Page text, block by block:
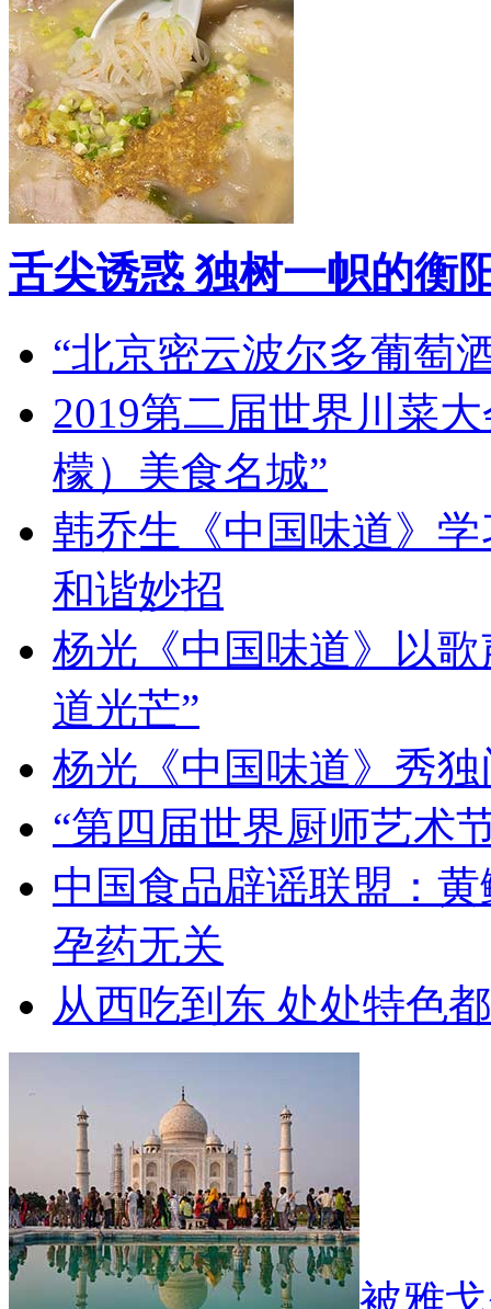
舌尖诱惑 独树一帜的衡
“北京密云波尔多葡萄
2019第二届世界川菜
檬）美食名城”
韩乔生《中国味道》
和谐妙招
杨光《中国味道》以
道光芒”
杨光《中国味道》秀
“第四届世界厨师艺术
中国食品辟谣联盟：
孕药无关
从西吃到东 处处特色